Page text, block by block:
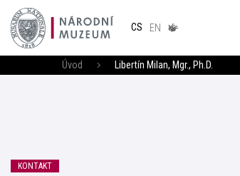
CS EN
v českém
Úvod Libertín Milan, Mgr., Ph.D.
KONTAKT